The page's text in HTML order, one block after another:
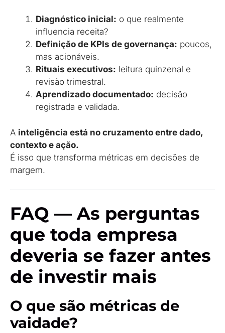
Diagnóstico inicial: o que realmente
influencia receita?
Definição de KPIs de governança: poucos,
mas acionáveis.
Rituais executivos: leitura quinzenal e
revisão trimestral.
Aprendizado documentado: decisão
registrada e validada.
A inteligência está no cruzamento entre dado,
contexto e ação.
É isso que transforma métricas em decisões de
margem.
FAQ — As perguntas
que toda empresa
deveria se fazer antes
de investir mais
O que são métricas de
vaidade?